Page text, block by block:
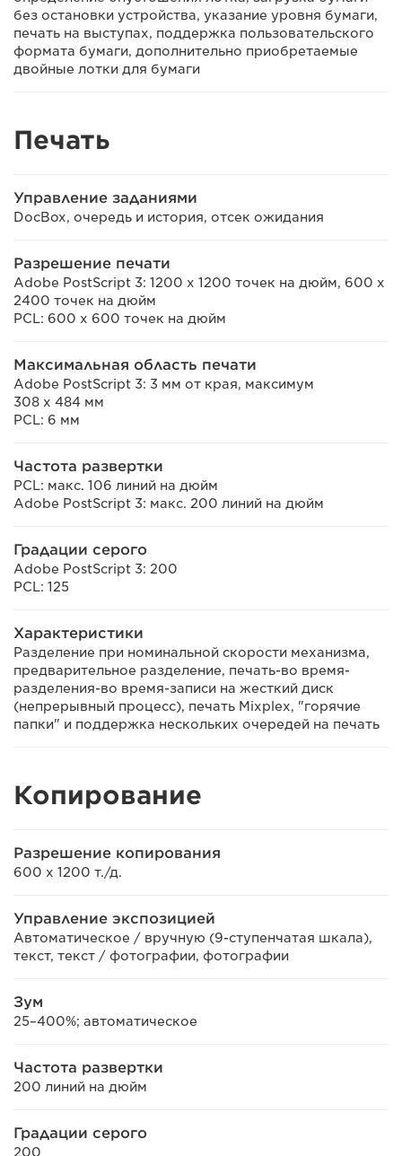
без остановки устройства, указание уровня бумаги,
печать на выступах, поддержка пользовательского
формата бумаги, дополнительно приобретаемые
двойные лотки для бумаги
Печать
Управление заданиями
DocBox, очередь и история, отсек ожидания
Разрешение печати
Adobe PostScript 3: 1200 x 1200 точек на дюйм, 600 x
2400 точек на дюйм
PCL: 600 x 600 точек на дюйм
Максимальная область печати
Adobe PostScript 3: 3 мм от края, максимум
308 x 484 мм
PCL: 6 мм
Частота развертки
PCL: макс. 106 линий на дюйм
Adobe PostScript 3: макс. 200 линий на дюйм
Градации серого
Adobe PostScript 3: 200
PCL: 125
Характеристики
Разделение при номинальной скорости механизма,
предварительное разделение, печать-во время-
разделения-во время-записи на жесткий диск
(непрерывный процесс), печать Mixplex, "горячие
папки" и поддержка нескольких очередей на печать
Копирование
Разрешение копирования
600 x 1200 т./д.
Управление экспозицией
Автоматическое / вручную (9-ступенчатая шкала),
текст, текст / фотографии, фотографии
Зум
25–400%; автоматическое
Частота развертки
200 линий на дюйм
Градации серого
200